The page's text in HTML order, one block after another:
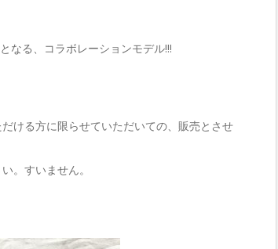
なる、コラボレーションモデル!!!
ける方に限らせていただいての、販売とさせ
。すいません。